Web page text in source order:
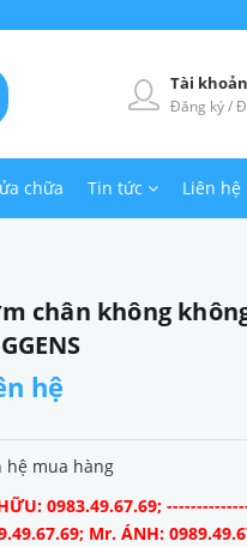
Tài khoản
Đăng ký/
chữa Tin tức Liên hệ
chân không
hệ
hệ mua hàng
0983.49.67.69;
Mr. ÁNH: